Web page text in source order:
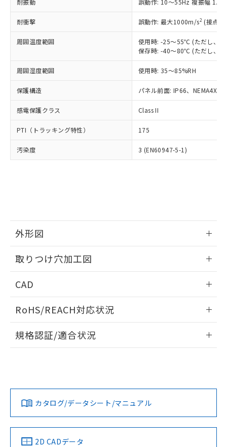
耐振動 誤動作: 10～55Hz 複振幅
耐衝撃 誤動作: 最大1000m/s2 (接点
周囲温度範囲
使用時: -25～55℃ (ただし、氷
保存時: -40～80℃ (ただし、氷
周囲湿度範囲 使用時: 35～85%RH
保護構造 パネル前面: IP66、NEMA4X,
感電保護クラス Class II
PTI（トラッキング特性） 175
汚染度 3 (EN60947-5-1)
外形図
取りつけ穴加工図
CAD
ドすることができます。
ログイン/会員登録
ダウンロードデータをご利用いただく前に、以下を必ずお読
みください。
ソフトウェアの使用条件
RoHS/REACH対応状況
EU RoHS 注意事項・凡例
対応済み
中国 RoHS 注意事項・凡例
規格認証/適合状況
カタログ/データシート/マニュアル
2D CADデータ
正式な納期状況および標準価格はお客
様のお取引先、またはお客様担当のオ
ムロン制御機器販売店・当社販売員に
オムロン制御機器販売店や当社販売拠
販売ネットワーク
」をご確認
在庫状況および標準価格結果を当社の
事前の承諾なく第三者に漏洩または開
示しないようお願いします。
マイパーツ機能（部品リスト作成サー
ビス）をご利用いただくには、I-Web
メンバーズにご登録されている必要が
お客様が当ウェブサイト上で当社にご
指します。
但し、RoHS指令で産業用監視および制御機器に対する
適用除外項目は除く。
フタル酸エステル類の４物質については閾値を超える意
図的な使用がないことを確認しています。
部品在庫の切り替え状況などにより、予定
月が前後することがあります。
※3 非含有証明書ダウンロード
51物質の非含有証明書（当社基準）
※本証明書は発行日時点で非含有を証明す
るもので、過去に遡って非含有を証明する
ものではありません。
また、RoHS指令のフタル酸エステル類４
欄に対応日を記載しておりました。
既に当社にて対応品への在庫切替を完了
していることから、特段のことがない限
り、2022年1月12日より割愛しておりま
す。
DBP(フタル酸ジブチル) : 1000ppm、 DIBP(フタル酸ジ
イソブチル) : 1000ppm、 BBP(フタル酸ブチルベンジ
DEHP(フタル酸ビス(2-エチルヘキシル)) : 1000ppm
準値以下であることを示します。
「10」：通常の使用状況下において有害物
質が外部に漏えいし、環境に深刻な影響を
及ぼさない年数を意味します。
「－」：未確認です。当社販売部門へお問
全に破砕するなど、違法に輸出されな
いよう必要な手段を講じます。
当社は貴社製品を、核兵器、ミサイ
ル、化学兵器、生物兵器またはその他
武器並びにこれらの製造装置等に一切
当社は、貴社製品を第三者に販売する
場合は、上記1、2および3の内容を当
該第三者に通知します。また当社は、
販売先および販売に係わる関係者が違
法に輸出するおそれがある場合は、取
り引きをいたしません。
一定数には満たないが在庫あり
－
在庫なし(最新の在庫状況につ
いては、お客様のお取引先、ま
たはお客様担当のオムロン制御
機器販売店・当社販売員にご確
空
受注生産機種、また在庫状況の
情報を公開していない機種